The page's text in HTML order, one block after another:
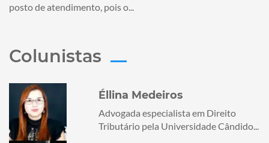
posto de atendimento, pois o...
Colunistas
Éllina Medeiros
Advogada especialista em Direito
Tributário pela Universidade Cândido...